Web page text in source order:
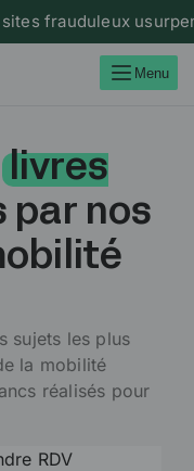
frauduleux
Menu
livres
par nos
sujets les plus
la mobilité
réalisés pour
RDV